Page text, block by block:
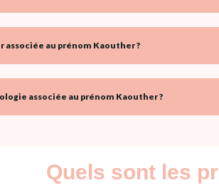
associée au prénom Kaouther ?
associée au prénom Kaouther ?
Quels sont les